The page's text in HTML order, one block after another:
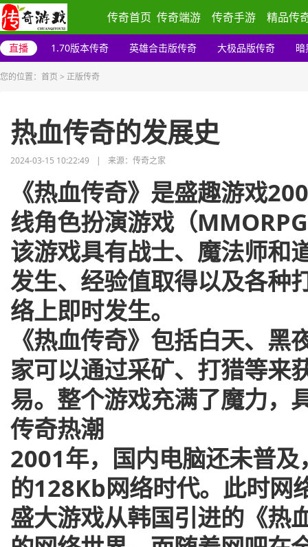
传奇首页 传奇端游 传奇手游 精品传
直播 1.70版本传奇 英雄合击版传奇 大极品版传奇 暗
您的位置： 首页 > 正版传奇
热血传奇的发展史
2024-03-15 10:22:49 | 来源：传奇之家
《热血传奇》是盛趣游戏
线角色扮演游戏（
该游戏具有战士、魔法师和
发生、经验值取得以及各种
络上即时发生。
《热血传奇》包括白天、
家可以通过采矿、打猎等来
易。整个游戏充满了魔力，
传奇热潮
2001年，国内电脑还未普
的128Kb网络时代。此时网
盛大游戏从韩国引进的《热